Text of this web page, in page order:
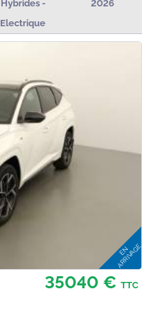
Hybrides -
Electrique
2026
35040 € TTC